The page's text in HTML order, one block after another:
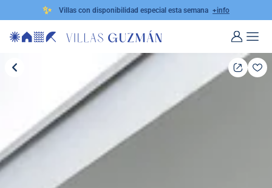
✨ Villas con disponibilidad especial esta semana +info